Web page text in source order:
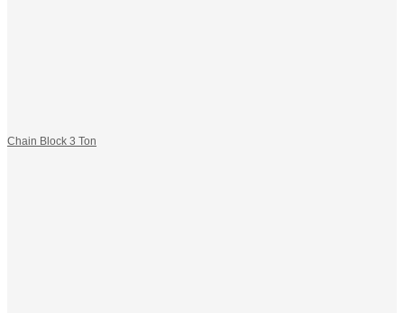
Chain Block 3 Ton